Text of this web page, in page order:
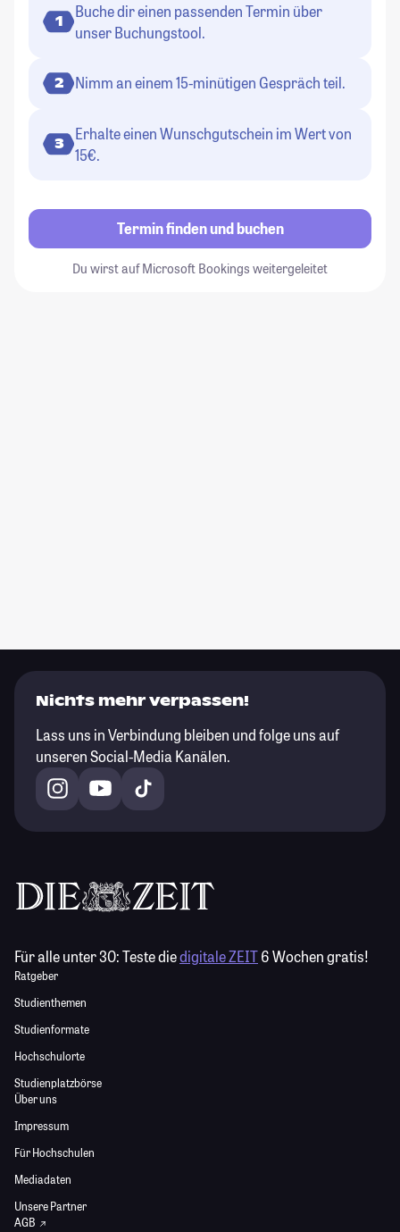
1
Buche dir einen passenden Termin über
unser Buchungstool.
2 Nimm an einem 15-minütigen Gespräch teil.
3
Erhalte einen Wunschgutschein im Wert von
15€.
Termin finden und buchen
Du wirst auf Microsoft Bookings weitergeleitet
Nichts mehr verpassen!
Lass uns in Verbindung bleiben und folge uns auf
unseren Social-Media Kanälen.
Für alle unter 30:Teste diedigitale ZEIT6 Wochen gratis!
Ratgeber
Studienthemen
Studienformate
Hochschulorte
Studienplatzbörse
Über uns
Impressum
Für Hochschulen
Mediadaten
Unsere Partner
AGB